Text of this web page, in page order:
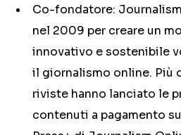
Co-fondatore:
nel 2009 per creare un
innovativo e sostenibile
il giornalismo online. Più
riviste hanno lanciato le
contenuti a pagamento